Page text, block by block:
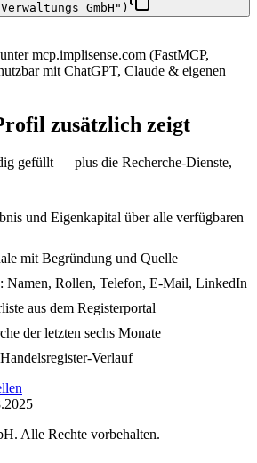
Verwaltungs GmbH")
mcp.implisense.com (FastMCP,
mit ChatGPT, Claude & eigenen
zusätzlich zeigt
gefüllt — plus die Recherche-Dienste,
und Eigenkapital über alle verfügbaren
mit Begründung und Quelle
Namen, Rollen, Telefon, E-Mail, LinkedIn
aus dem Registerportal
der letzten sechs Monate
Verlauf
Alle Rechte vorbehalten.